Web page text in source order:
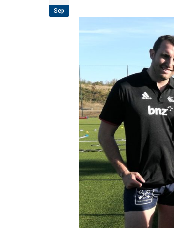
Sep
Les adversaires en Fédérale
vieilles connaissances et un
Groupe senior: tout un
préparation pour être prêt le
18 juin 2026